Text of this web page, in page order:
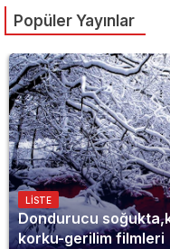
Popüler Yayınlar
LISTE
Dondurucu
korku-gerilim filmleri